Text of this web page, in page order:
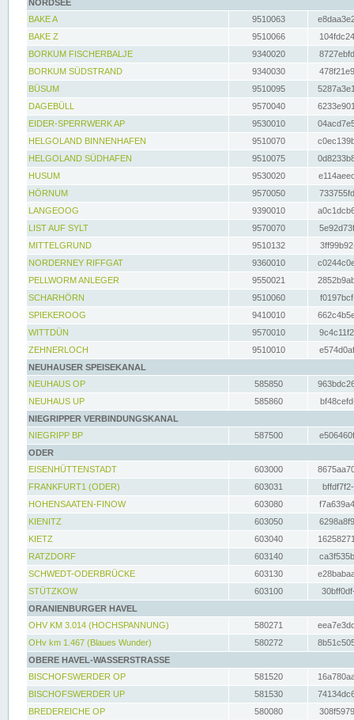
NORDSEE
BAKE A
9510063
BAKE Z
9510066
BORKUM FISCHERBALJE
9340020
BORKUM SÜDSTRAND
9340030
BÜSUM
9510095
DAGEBÜLL
9570040
EIDER-SPERRWERK AP
9530010
HELGOLAND BINNENHAFEN
9510070
HELGOLAND SÜDHAFEN
9510075
HUSUM
9530020
HÖRNUM
9570050
LANGEOOG
9390010
LIST AUF SYLT
9570070
MITTELGRUND
9510132
NORDERNEY RIFFGAT
9360010
PELLWORM ANLEGER
9550021
SCHARHÖRN
9510060
SPIEKEROOG
9410010
WITTDÜN
9570010
ZEHNERLOCH
9510010
NEUHAUSER SPEISEKANAL
NEUHAUS OP
585850
NEUHAUS UP
585860
NIEGRIPPER VERBINDUNGSKANAL
NIEGRIPP BP
587500
ODER
EISENHÜTTENSTADT
603000
FRANKFURT1 (ODER)
603031
HOHENSAATEN-FINOW
603080
KIENITZ
603050
KIETZ
603040
RATZDORF
603140
SCHWEDT-ODERBRÜCKE
603130
STÜTZKOW
603100
ORANIENBURGER HAVEL
OHV KM 3.014 (HOCHSPANNUNG)
580271
OHv km 1.467 (Blaues Wunder)
580272
OBERE HAVEL-WASSERSTRASSE
BISCHOFSWERDER OP
581520
BISCHOFSWERDER UP
581530
BREDEREICHE OP
580080